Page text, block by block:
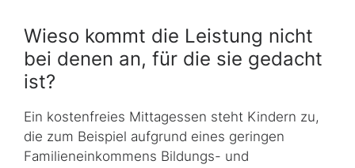
Wieso kommt die Leistung nicht
bei denen an, für die sie gedacht
ist?
Ein kostenfreies Mittagessen steht Kindern zu,
die zum Beispiel aufgrund eines geringen
Familieneinkommens Bildungs- und